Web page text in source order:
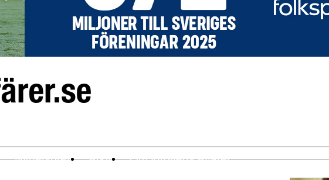
Nyhetsbrev Arkiv Om Idrottens Affärer